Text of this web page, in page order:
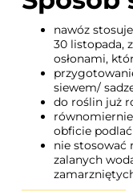
nawóz
30 listopada,
osłonami,
siewem/
do roślin już
obficie podlać
nie stosować
zalanych